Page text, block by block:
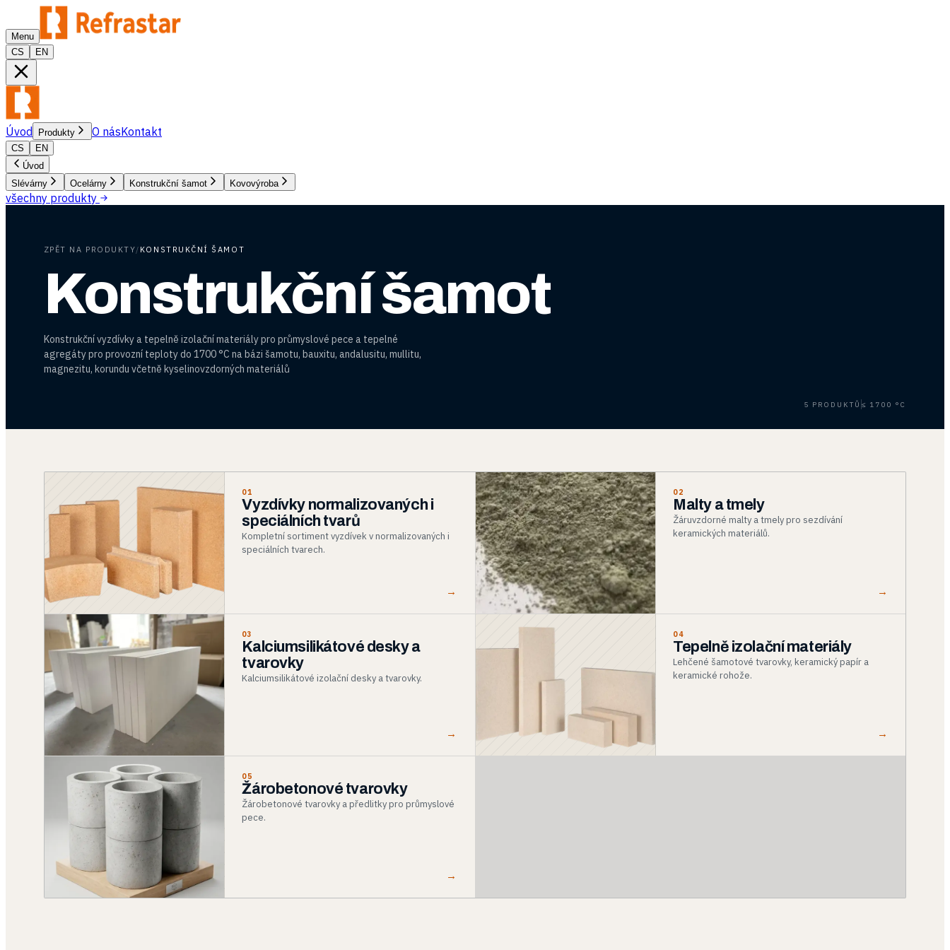
Menu
CS
EN
Úvod Produkty O násKontakt
CS
EN
Úvod
Slévárny
Ocelárny Konstrukční šamot Kovovýroba
všechny produkty
ZPĚT NA PRODUKTY/ KONSTRUKČNÍ ŠAMOT
Konstrukční šamot
Konstrukční vyzdívky a tepelně izolační materiály pro průmyslové pece a tepelné
agregáty pro provozní teploty do 1700 °C na bázi šamotu, bauxitu, andalusitu, mullitu,
magnezitu, korundu včetně kyselinovzdorných materiálů
5 PRODUKTŮ ≤ 1700 °C
01
Vyzdívky normalizovaných i
speciálních tvarů
Kompletní sortiment vyzdívek v normalizovaných i
speciálních tvarech.
→
02
Malty a tmely
Žáruvzdorné malty a tmely pro sezdívání
keramických materiálů.
→
03
Kalciumsilikátové desky a
tvarovky
Kalciumsilikátové izolační desky a tvarovky.
→
04
Tepelně izolační materiály
Lehčené šamotové tvarovky, keramický papír a
keramické rohože.
→
05
Žárobetonové tvarovky
Žárobetonové tvarovky a předlitky pro průmyslové
pece.
→